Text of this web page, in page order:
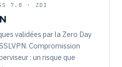
7.8 · ZDI
validées par la Zero Day
Compromission
: un risque que